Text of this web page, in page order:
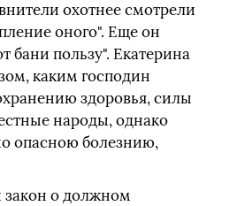
охотнее смотрели
оного". Еще он
бани пользу". Екатерина
каким господин
здоровья, силы
народы, однако
опасною болезнию,
закон о должном